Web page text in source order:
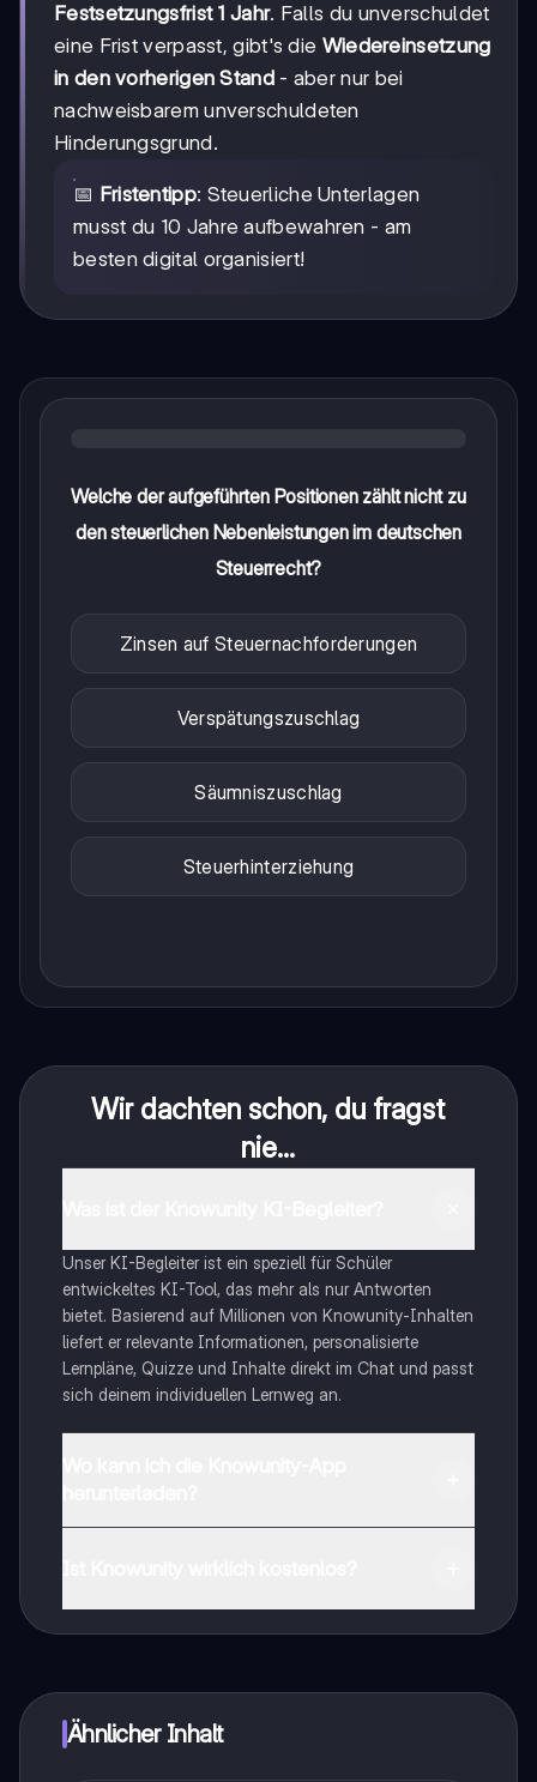
Festsetzungsfrist 1 Jahr. Falls du unverschuldet
eine Frist verpasst, gibt's die Wiedereinsetzung
in den vorherigen Stand- aber nur bei
nachweisbarem unverschuldeten
Hinderungsgrund.
📅 Fristentipp: Steuerliche Unterlagen
musst du 10 Jahre aufbewahren - am
besten digital organisiert!
Welche der aufgeführten Positionen zählt nicht zu
den steuerlichen Nebenleistungen im deutschen
Steuerrecht?
Zinsen auf Steuernachforderungen
Verspätungszuschlag
Säumniszuschlag
Steuerhinterziehung
Wir dachten schon, du fragst
nie...
Unser KI-Begleiter ist ein speziell für Schüler
entwickeltes KI-Tool, das mehr als nur Antworten
bietet. Basierend auf Millionen von Knowunity-Inhalten
liefert er relevante Informationen, personalisierte
Lernpläne, Quizze und Inhalte direkt im Chat und passt
sich deinem individuellen Lernweg an.
Ähnlicher Inhalt